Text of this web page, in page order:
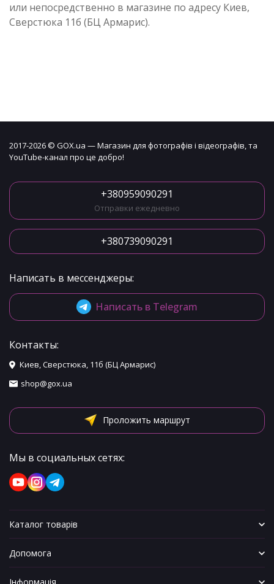
или непосредственно в магазине по адресу Киев,
Сверстюка 11б (БЦ Армарис).
2017-2026 © GOX.ua — Магазин для фотографів і відеографів, та
YouTube-канал про це добро!
+380959090291
Отправки ежедневно
+380739090291
Написать в мессенджеры:
Написать в Telegram
Контакты:
Киев, Сверстюка, 11б (БЦ Армарис)
shop@gox.ua
Проложить маршрут
Мы в социальных сетях:
Каталог товарів
Допомога